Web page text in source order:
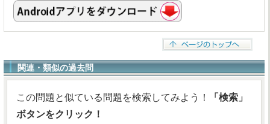
関連・類似の過去問
この問題と似ている問題を検索してみよう！
「検索」
ボタンをクリック！